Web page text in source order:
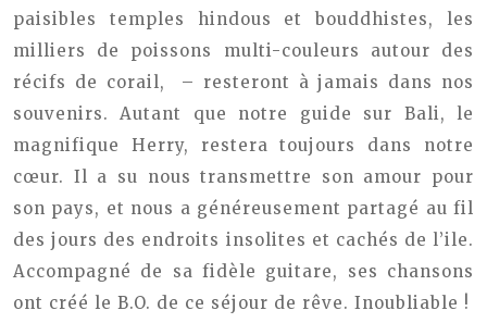
paisibles temples hindous et bouddhistes, les
milliers de poissons multi-couleurs autour des
récifs de corail, – resteront à jamais dans nos
souvenirs. Autant que notre guide sur Bali, le
magnifique Herry, restera toujours dans notre
cœur. Il a su nous transmettre son amour pour
son pays, et nous a généreusement partagé au fil
des jours des endroits insolites et cachés de l’ile.
Accompagné de sa fidèle guitare, ses chansons
ont créé le B.O. de ce séjour de rêve. Inoubliable !